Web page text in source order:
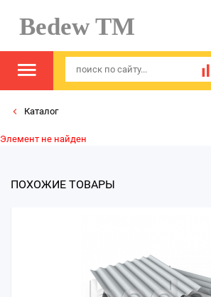
Bedew TM
Каталог
Элемент не найден
ПОХОЖИЕ ТОВАРЫ